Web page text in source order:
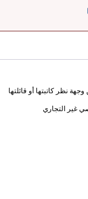
نظر كاتبتها أو قائلتها
غير التجاري